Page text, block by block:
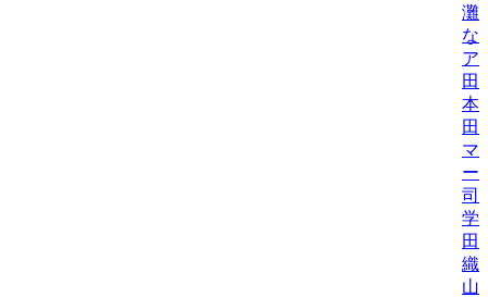
灘
な
ア
田
本
田
マ
ー
司/
学/
田
織/
山